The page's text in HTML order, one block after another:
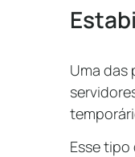
Uma das
Esse